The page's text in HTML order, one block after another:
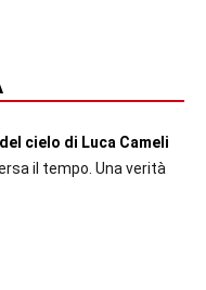
cielo di Luca Cameli
il tempo. Una verità